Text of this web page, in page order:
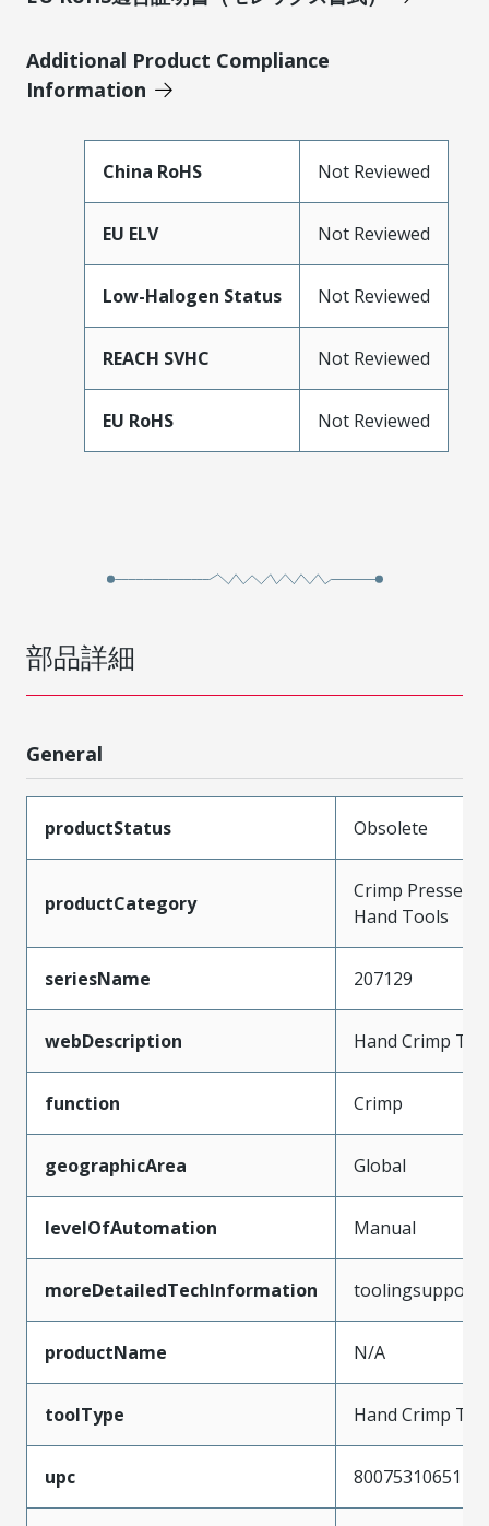
Additional Product Compliance
Information
China RoHS Not Reviewed
EU ELV Not Reviewed
Low-Halogen Status Not Reviewed
REACH SVHC Not Reviewed
EU RoHS Not Reviewed
部品詳細
General
productStatus Obsolete
productCategory
Crimp Presses
Hand Tools
seriesName 207129
webDescription Hand Crimp
function Crimp
geographicArea Global
levelOfAutomation Manual
moreDetailedTechInformation
productName N/A
toolType Hand Crimp
upc 800753106512